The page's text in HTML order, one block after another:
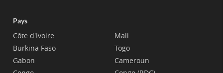
Pays
Côte d'Ivoire
Burkina Faso
Gabon
Mali
Togo
Cameroun